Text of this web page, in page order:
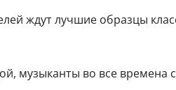
ждут лучшие образцы
музыканты во все